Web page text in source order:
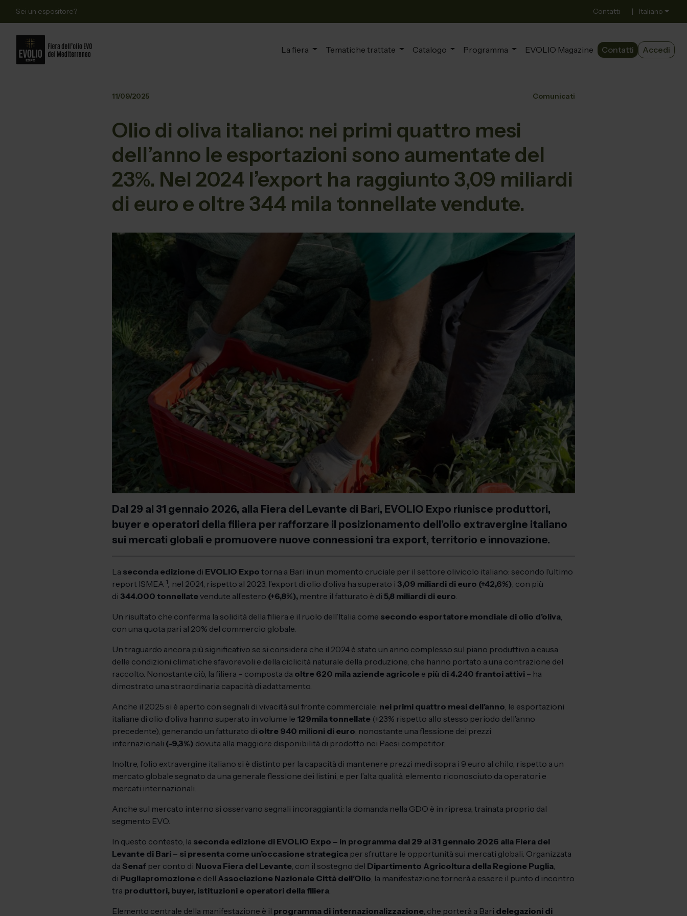
Sei un espositore? Contatti | Italiano
La fiera Tematiche trattate Catalogo Programma EVOLIO Magazine Contatti Accedi
11/09/2025 Comunicati
Olio di oliva italiano: nei primi quattro mesi
dell’anno le esportazioni sono aumentate del
23%. Nel 2024 l’export ha raggiunto 3,09 miliardi
di euro e oltre 344 mila tonnellate vendute.
Dal 29 al 31 gennaio 2026, alla Fiera del Levante di Bari, EVOLIO Expo riunisce produttori,
buyer e operatori della filiera per rafforzare il posizionamento dell’olio extravergine italiano
sui mercati globali e promuovere nuove connessioni tra export, territorio e innovazione.
La seconda edizione di EVOLIO Expo torna a Bari in un momento cruciale per il settore olivicolo italiano: secondo l’ultimo
report ISMEA 1 nel 2024, rispetto al 2023, l’export di olio d’oliva ha superato i 3,09 miliardi di euro (+42,6%) , con più
di 344.000 tonnellatevendute all’estero (+6,8%), mentre il fatturato è di 5,8 miliardi di euro
Un risultato che conferma la solidità della filiera e il ruolo dell’Italia come secondo esportatore mondiale di olio d’oliva
con una quota pari al 20% del commercio globale.
Un traguardo ancora più significativo se si considera che il 2024 è stato un anno complesso sul piano produttivo a causa
delle condizioni climatiche sfavorevoli e della ciclicità naturale della produzione, che hanno portato a una contrazione del
raccolto. Nonostante ciò, la filiera – composta da oltre 620 mila aziende agricole e più di 4.240 frantoi attivi – ha
dimostrato una straordinaria capacità di adattamento.
Anche il 2025 si è aperto con segnali di vivacità sul fronte commerciale: nei primi quattro mesi dell’anno , le esportazioni
italiane di olio d’oliva hanno superato in volume le 129mila tonnellate (+23% rispetto allo stesso periodo dell’anno
precedente), generando un fatturato di oltre 940 milioni di euro , nonostante una flessione dei prezzi
internazionali (-9,3%) dovuta alla maggiore disponibilità di prodotto nei Paesi competitor.
Inoltre, l’olio extravergine italiano si è distinto per la capacità di mantenere prezzi medi sopra i 9 euro al chilo, rispetto a un
mercato globale segnato da una generale flessione dei listini, e per l’alta qualità, elemento riconosciuto da operatori e
mercati internazionali.
Anche sul mercato interno si osservano segnali incoraggianti: la domanda nella GDO è in ripresa, trainata proprio dal
segmento EVO.
In questo contesto, la seconda edizione di EVOLIO Expo – in programma dal 29 al 31 gennaio 2026 alla Fiera del
Levante di Bari – si presenta come un’occasione strategica per sfruttare le opportunità sui mercati globali. Organizzata
da Senaf per conto di Nuova Fiera del Levante , con il sostegno del Dipartimento Agricoltura della Regione Puglia
di Pugliapromozione e dell’Associazione Nazionale Città dell’Olio , la manifestazione tornerà a essere il punto d’incontro
tra produttori, buyer, istituzioni e operatori della filiera
Elemento centrale della manifestazione è il programma di internazionalizzazione , che porterà a Bari delegazioni di